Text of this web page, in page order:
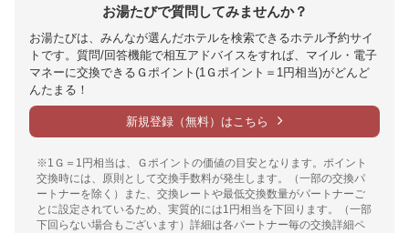
お湯たびで質問してみませんか？
お湯たびは、みんなが選んだホテルを検索できるホテル予約サイ
トです。質問/回答機能で相互アドバイスをすれば、マイル・電子
マネーに交換できるＧポイント(1Ｇポイント＝1円相当)がどんど
んたまる！
新規登録（無料）はこちら
※1Ｇ＝1円相当は、Ｇポイントの価値の目安となります。ポイント
交換時には、原則として交換手数料が発生します。（一部の交換パ
ートナーを除く）また、交換レートや最低交換数量がパートナーご
とに設定されているため、実質的には1円相当を下回ります。（一部
下回らない場合もございます）詳細は各パートナー毎の交換詳細ペ